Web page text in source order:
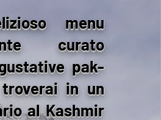
menu
curato
pak-
in un
al Kashmir